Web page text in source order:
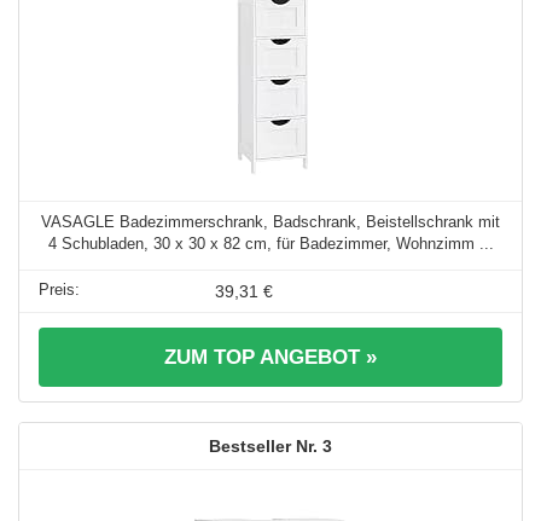
VASAGLE Badezimmerschrank, Badschrank, Beistellschrank mit
4 Schubladen, 30 x 30 x 82 cm, für Badezimmer, Wohnzimm ...
39,31 €
ZUM TOP ANGEBOT »
3